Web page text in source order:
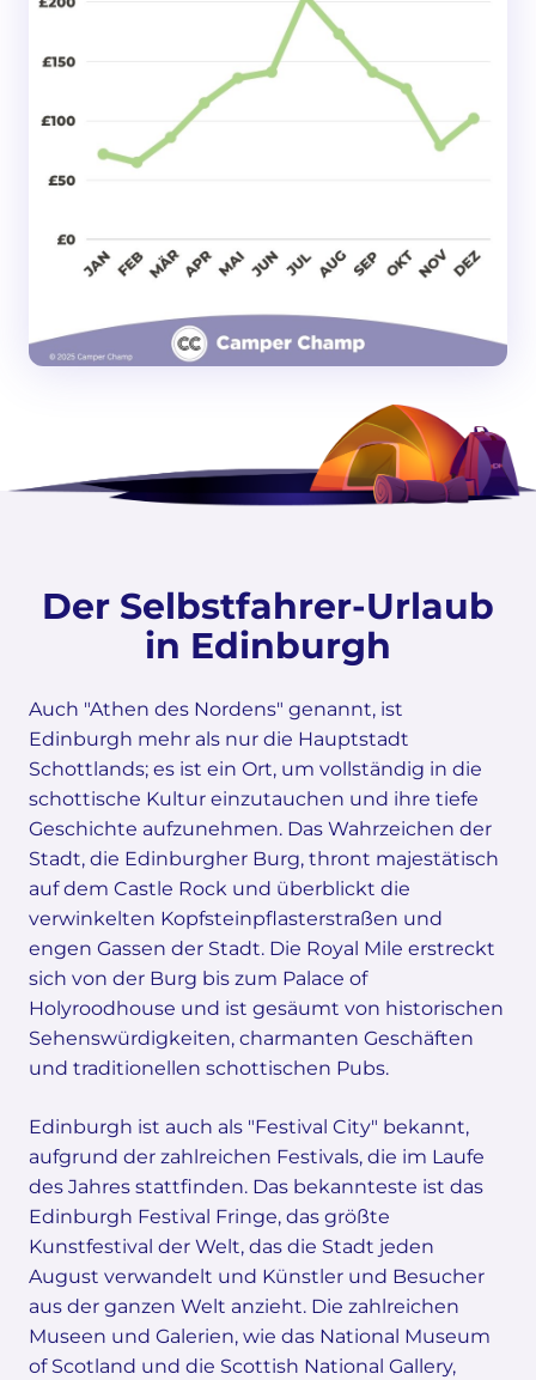
Der Selbstfahrer-Urlaub
in Edinburgh
Auch "Athen des Nordens" genannt, ist
Edinburgh mehr als nur die Hauptstadt
Schottlands; es ist ein Ort, um vollständig in die
schottische Kultur einzutauchen und ihre tiefe
Geschichte aufzunehmen. Das Wahrzeichen der
Stadt, die Edinburgher Burg, thront majestätisch
auf dem Castle Rock und überblickt die
verwinkelten Kopfsteinpflasterstraßen und
engen Gassen der Stadt. Die Royal Mile erstreckt
sich von der Burg bis zum Palace of
Holyroodhouse und ist gesäumt von historischen
Sehenswürdigkeiten, charmanten Geschäften
und traditionellen schottischen Pubs.
Edinburgh ist auch als "Festival City" bekannt,
aufgrund der zahlreichen Festivals, die im Laufe
des Jahres stattfinden. Das bekannteste ist das
Edinburgh Festival Fringe, das größte
Kunstfestival der Welt, das die Stadt jeden
August verwandelt und Künstler und Besucher
aus der ganzen Welt anzieht. Die zahlreichen
Museen und Galerien, wie das National Museum
of Scotland und die Scottish National Gallery,